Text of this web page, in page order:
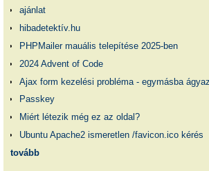
ajánlat
hibadetektív.hu
PHPMailer mauális telepítése 2025-ben
2024 Advent of Code
Ajax form kezelési probléma - egymásba
Passkey
Miért létezik még ez az oldal?
Ubuntu Apache2 ismeretlen /favicon.ico kérés
tovább